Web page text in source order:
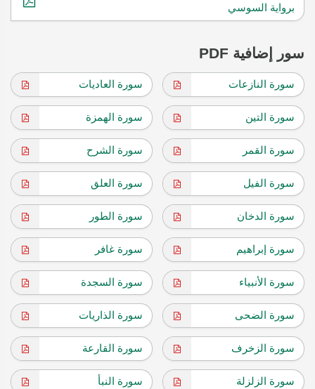
برواية السوسي
سور إضافية PDF
سورة النازعات سورة العاديات
سورة التين سورة الهمزة
سورة القمر سورة الشرح
سورة الفيل سورة العلق
سورة الدخان سورة الطور
سورة إبراهيم سورة غافر
سورة الأنبياء سورة السجدة
سورة الضحى سورة الذاريات
سورة الزخرف سورة القارعة
سورة الزلزلة سورة النبأ